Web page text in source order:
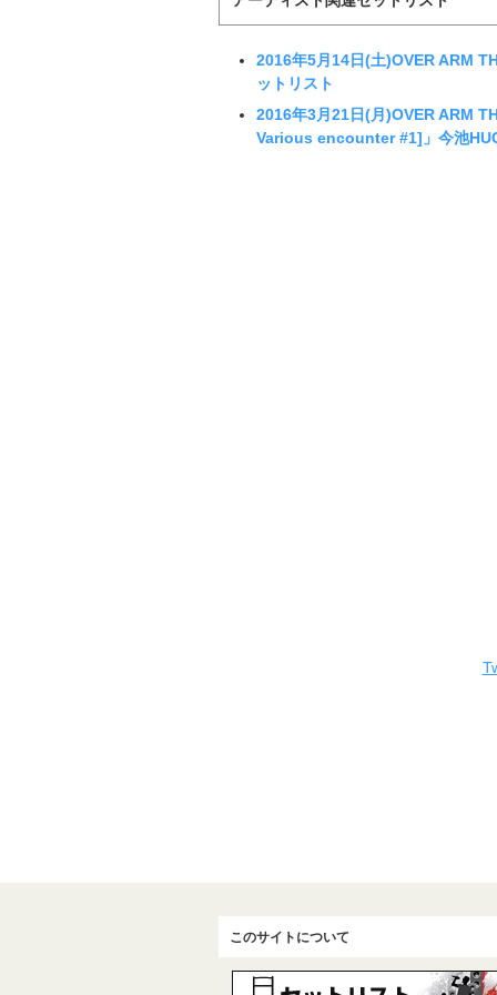
2016年5月14日(土)OVER ARM
ットリスト
2016年3月21日(月)OVER ARM
Various encounter #1]」今池
このサイトについて